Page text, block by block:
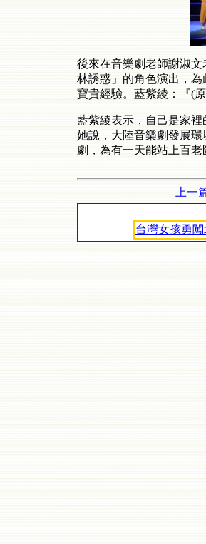
後來在音樂劇老師謝淑
林誘惑」的角色演出，
寶貴經驗。藍紫綾：『(
藍紫綾表示，自己是家
她說，大陸音樂劇發展
劇，為有一天能站上百老
上一
台灣女孩勇